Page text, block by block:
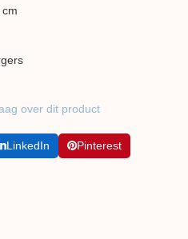
over dit product
LinkedIn
Pinterest